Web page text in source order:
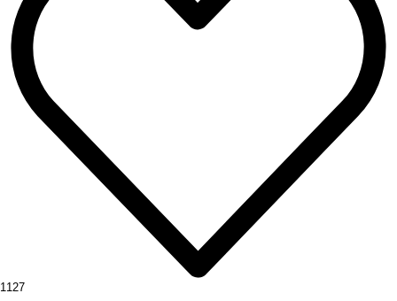
1127